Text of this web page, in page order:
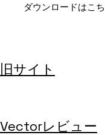
ダウンロードはこ
​旧サイト
Vectorレビュー